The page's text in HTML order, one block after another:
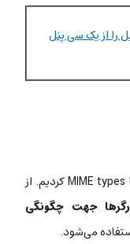
را از یک سی پنل
بالاتر اشارۀ مختصری به کارکرد انواع MIME یا MIME types کردیم. از
جهت چگونگی
می‌شود.